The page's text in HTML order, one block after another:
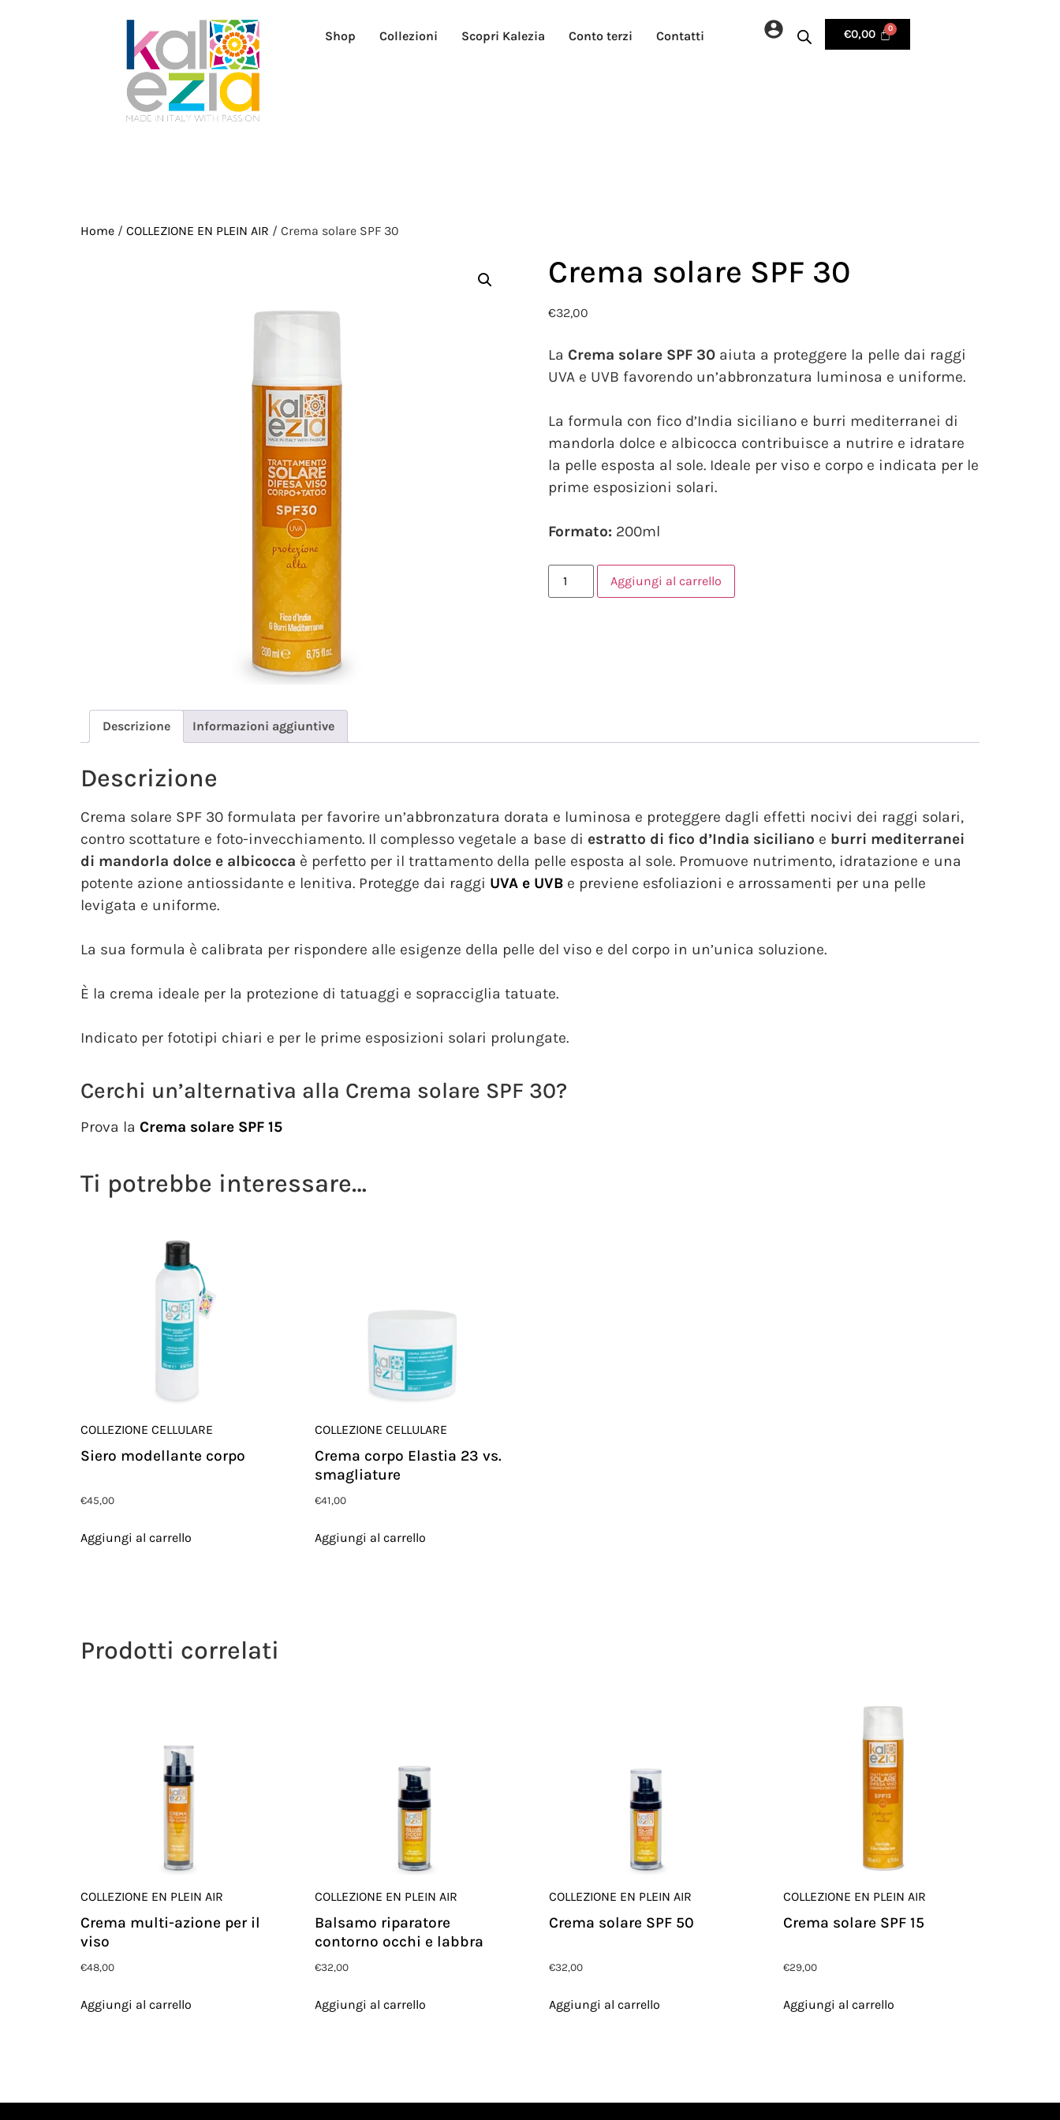
Shop Collezioni Scopri Kalezia Conto terzi Contatti €0,00
Home / COLLEZIONE EN PLEIN AIR / Crema solare SPF 30
Crema solare SPF 30
€32,00
La Crema solare SPF 30aiuta a proteggere la pelle dai raggi
UVA e UVB favorendo un’abbronzatura luminosa e uniforme.
La formula con fico d’India siciliano e burri mediterranei di
mandorla dolce e albicocca contribuisce a nutrire e idratare
la pelle esposta al sole. Ideale per viso e corpo e indicata per le
prime esposizioni solari.
Formato: 200ml
Aggiungi al carrello
Descrizione Informazioni aggiuntive
Descrizione
Crema solare SPF 30 formulata per favorire un’abbronzatura dorata e luminosa e proteggere dagli effetti nocivi dei raggi solari,
contro scottature e foto-invecchiamento. Il complesso vegetale a base di estratto di fico d’India siciliano e burri mediterranei
di mandorla dolce e albicocca è perfetto per il trattamento della pelle esposta al sole. Promuove nutrimento, idratazione e una
potente azione antiossidante e lenitiva. Protegge dai raggi UVA e UVB e previene esfoliazioni e arrossamenti per una pelle
levigata e uniforme.
La sua formula è calibrata per rispondere alle esigenze della pelle del viso e del corpo in un’unica soluzione.
È la crema ideale per la protezione di tatuaggi e sopracciglia tatuate.
Indicato per fototipi chiari e per le prime esposizioni solari prolungate.
Cerchi un’alternativa alla Crema solare SPF 30?
Prova la Crema solare SPF 15
Ti potrebbe interessare…
COLLEZIONE CELLULARE
Siero modellante corpo
€45,00
Aggiungi al carrello
COLLEZIONE CELLULARE
Crema corpo Elastia 23 vs.
smagliature
€41,00
Aggiungi al carrello
Prodotti correlati
COLLEZIONE EN PLEIN AIR
Crema multi-azione per il
viso
€48,00
Aggiungi al carrello
COLLEZIONE EN PLEIN AIR
Balsamo riparatore
contorno occhi e labbra
€32,00
Aggiungi al carrello
COLLEZIONE EN PLEIN AIR
Crema solare SPF 50
€32,00
Aggiungi al carrello
COLLEZIONE EN PLEIN AIR
Crema solare SPF 15
€29,00
Aggiungi al carrello